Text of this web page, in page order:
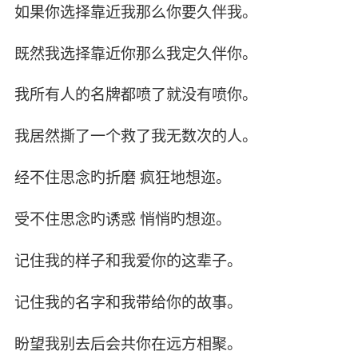
如果你选择靠近我那么你要久伴我。
既然我选择靠近你那么我定久伴你。
我所有人的名牌都喷了就没有喷你。
我居然撕了一个救了我无数次的人。
经不住思念旳折磨 疯狂地想迩。
受不住思念旳诱惑 悄悄旳想迩。
记住我的样子和我爱你的这辈子。
记住我的名字和我带给你的故事。
盼望我别去后会共你在远方相聚。